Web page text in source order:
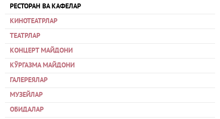
РЕСТОРАН ВА КАФЕЛАР
КИНОТЕАТРЛАР
ТЕАТРЛАР
КОНЦЕРТ МАЙДОНИ
КЎРГАЗМА МАЙДОНИ
ГАЛЕРЕЯЛАР
МУЗЕЙЛАР
ОБИДАЛАР